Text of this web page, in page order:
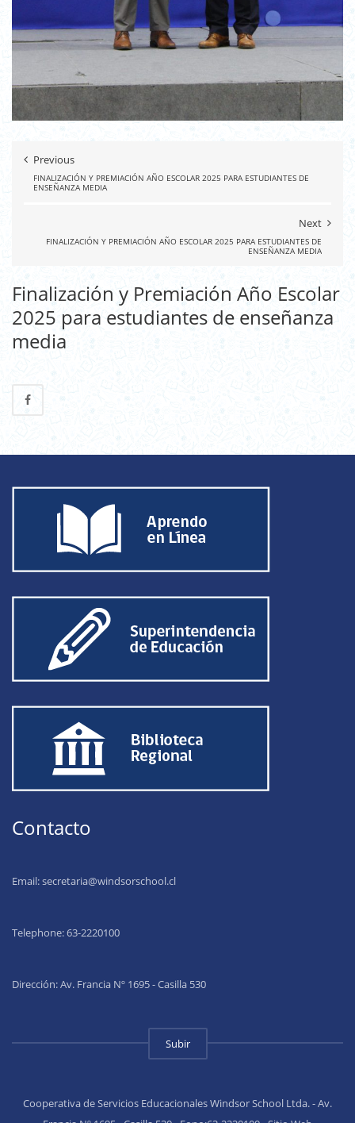
Previous
FINALIZACIÓN Y PREMIACIÓN AÑO ESCOLAR 2025 PARA ESTUDIANTES DE
ENSEÑANZA MEDIA
Next
FINALIZACIÓN Y PREMIACIÓN AÑO ESCOLAR 2025 PARA ESTUDIANTES DE
ENSEÑANZA MEDIA
Finalización y Premiación Año Escolar
2025 para estudiantes de enseñanza
media
Contacto
Email:secretaria@windsorschool.cl
Telephone: 63-2220100
Dirección: Av. Francia Nº 1695 - Casilla 530
Subir
Cooperativa de Servicios Educacionales Windsor School Ltda. - Av.